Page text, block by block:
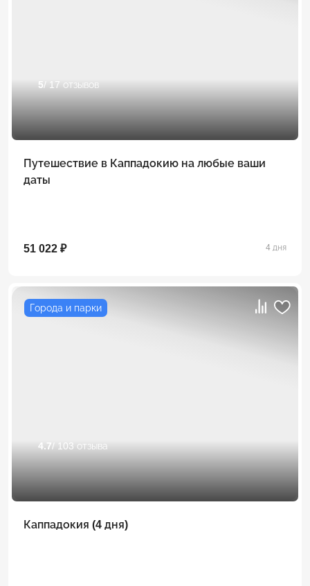
5/ 17 отзывов
Путешествие в Каппадокию на любые ваши
даты
51 022 ₽ 4 дня
Города и парки
4.7/ 103 отзыва
Каппадокия (4 дня)